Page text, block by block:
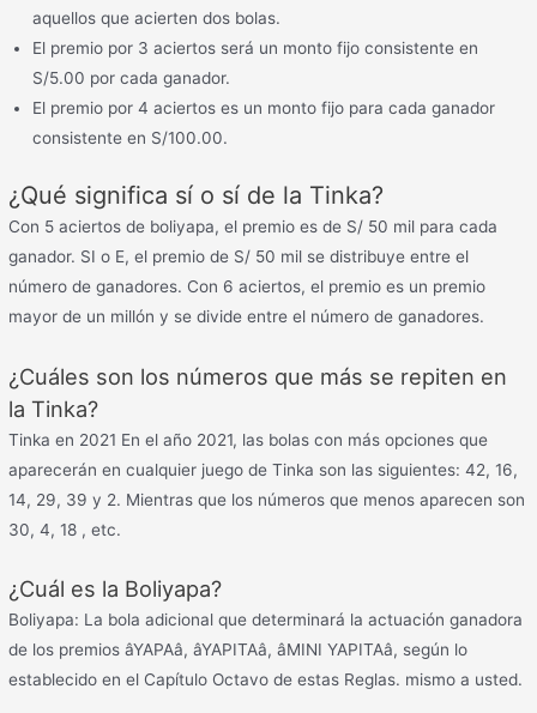
aquellos que acierten dos bolas.
El premio por 3 aciertos será un monto fijo consistente en
S/5.00 por cada ganador.
El premio por 4 aciertos es un monto fijo para cada ganador
consistente en S/100.00.
¿Qué significa sí o sí de la Tinka?
Con 5 aciertos de boliyapa, el premio es de S/ 50 mil para cada
ganador. SI o E, el premio de S/ 50 mil se distribuye entre el
número de ganadores. Con 6 aciertos, el premio es un premio
mayor de un millón y se divide entre el número de ganadores.
¿Cuáles son los números que más se repiten en
la Tinka?
Tinka en 2021 En el año 2021, las bolas con más opciones que
aparecerán en cualquier juego de Tinka son las siguientes: 42, 16,
14, 29, 39 y 2. Mientras que los números que menos aparecen son
30, 4, 18 , etc.
¿Cuál es la Boliyapa?
Boliyapa: La bola adicional que determinará la actuación ganadora
de los premios âYAPAâ, âYAPITAâ, âMINI YAPITAâ, según lo
establecido en el Capítulo Octavo de estas Reglas. mismo a usted.